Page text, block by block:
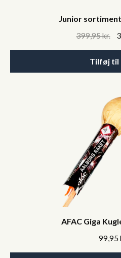
Junior
399,95kr.
Tilføj til
AFAC Giga
99,95